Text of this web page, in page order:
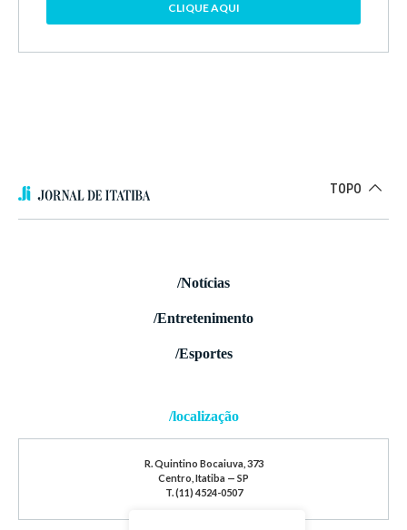
CLIQUE AQUI
TOPO
/Notícias
/Entretenimento
/Esportes
/localização
R. Quintino Bocaiuva, 373
Centro, Itatiba — SP
T. (11) 4524-0507